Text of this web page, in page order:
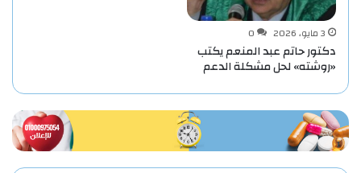
3 مايو، 2026 0
دكتور حاتم عبد المنعم يكتب
«روشته» لحل مشكلة الدعم